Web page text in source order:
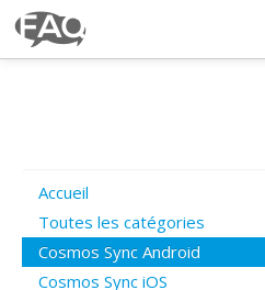
Poser une question
Questions ouvertes
Accueil
Toutes les catégories
Cosmos Sync Android
Cosmos Sync iOS